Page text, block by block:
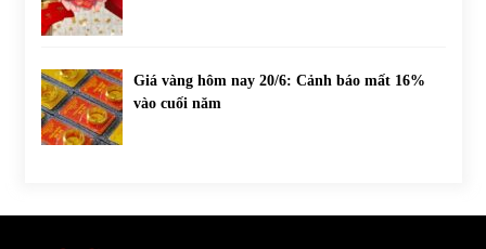
Giá vàng hôm nay 20/6: Cảnh báo mất 16%
vào cuối năm